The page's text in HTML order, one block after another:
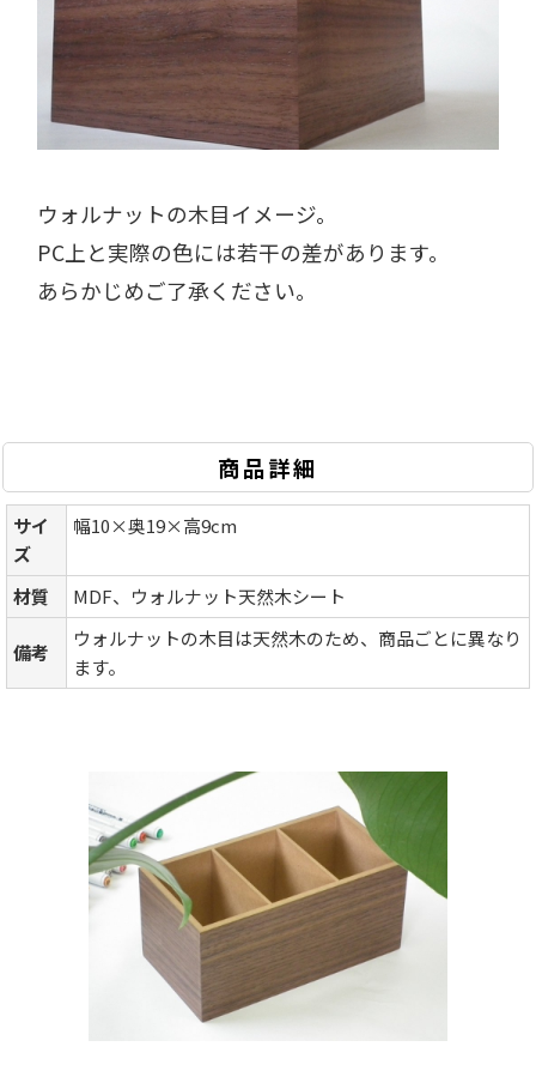
ウォルナットの木目イメージ。
PC上と実際の色には若干の差があります。
あらかじめご了承ください。
商品詳細
サイ
ズ
幅10×奥19×高9cm
材質 MDF、ウォルナット天然木シート
備考
ウォルナットの木目は天然木のため、商品ごとに異なり
ます。